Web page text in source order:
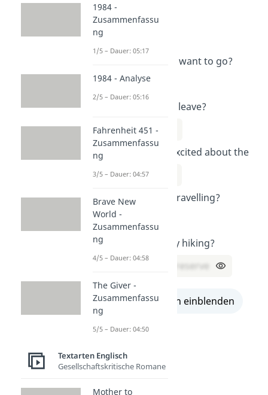
seen before.
Fragen:
Where do they want to go?
Sweden
When will they leave?
June 18th
Who is more excited about the
trip? Julia
How are they travelling?
By train
Where are they hiking?
In a nature preserve
alle Lösungen einblenden
1984 -
Zusammenfassu
ng
1/5 – Dauer: 05:17
1984 - Analyse
2/5 – Dauer: 05:16
Fahrenheit 451 -
Zusammenfassu
ng
3/5 – Dauer: 04:57
Brave New
World -
Zusammenfassu
ng
4/5 – Dauer: 04:58
The Giver -
Zusammenfassu
ng
5/5 – Dauer: 04:50
Textarten Englisch
Gesellschaftskritische Romane
Mother to